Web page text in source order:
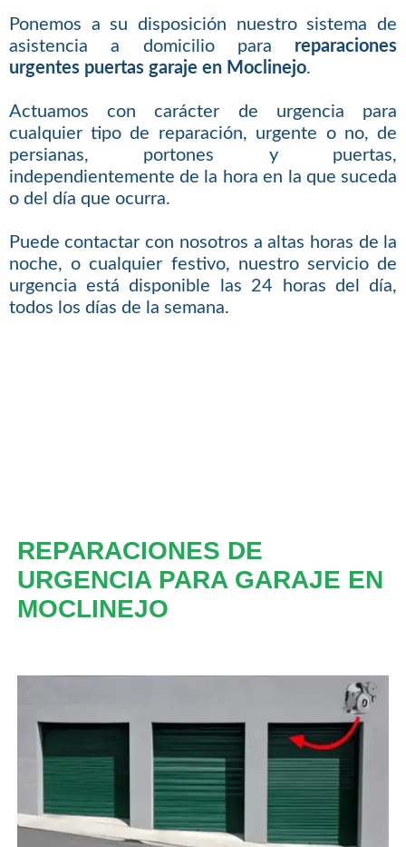
Ponemos a su disposición nuestro sistema de
asistencia a domicilio para reparaciones
urgentes puertas garaje en Moclinejo.
Actuamos con carácter de urgencia para
cualquier tipo de reparación, urgente o no, de
persianas, portones y puertas,
independientemente de la hora en la que suceda
o del día que ocurra.
Puede contactar con nosotros a altas horas de la
noche, o cualquier festivo, nuestro servicio de
urgencia está disponible las 24 horas del día,
todos los días de la semana.
REPARACIONES DE
URGENCIA PARA GARAJE EN
MOCLINEJO